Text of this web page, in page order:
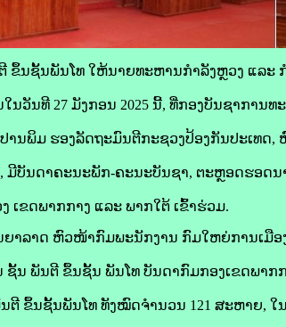
ຂຶ້ນຊັ້ນພັນໂທ ໃຫ້ນາຍທະຫານກໍາລັງຫຼວງ ແລະ
ນວັນທີ 27 ມັງກອນ 2025 ນີ້, ທີ່ກອງບັນຊາການ
ານພິມ ຮອງລັດຖະມົນຕີກະຊວງປ້ອງກັນປະເທດ
ມີບັນດາຄະນະພັກ-ຄະນະບັນຊາ, ຕະຫຼອດຮອດ
ເຂດພາກກາງ ແລະ ພາກໃຕ້ ເຂົ້າຮ່ວມ.
ລາດ ຫົວໜ້າກົມພະນັກງານ ກົມໃຫຍ່ການເມືອ
ນ ພັນຕີ ຂຶ້ນຊັ້ນ ພັນໂທ ບັນດາກົມກອງເຂດພາກ
ຕີ ຂຶ້ນຊັ້ນພັນໂທ ທັງໝົດຈໍານວນ 121 ສະຫາຍ,